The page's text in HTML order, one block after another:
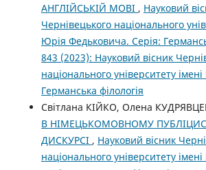
АНГЛІЙСЬКІЙ МОВІ , Науковий
Чернівецького національного
Юрія Федьковича. Серія:
843 (2023): Науковий вісник
національного університету
Германська філологія
Світлана КІЙКО, Олена
В НІМЕЦЬКОМОВНОМУ
ДИСКУРСІ , Науковий вісник
національного університету